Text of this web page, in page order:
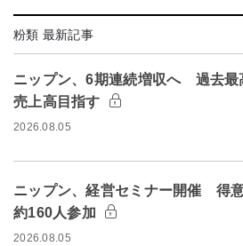
粉類 最新記事
ニップン、6期連続増収へ 過去最
売上高目指す
2026.08.05
ニップン、経営セミナー開催 得
約160人参加
2026.08.05